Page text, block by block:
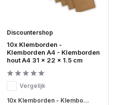
Discountershop
10x Klemborden -
Klemborden A4 - Klemborden
hout A4 31 x 22 x 1.5 cm
Vergelijk
10x Klemborden - Klembo...